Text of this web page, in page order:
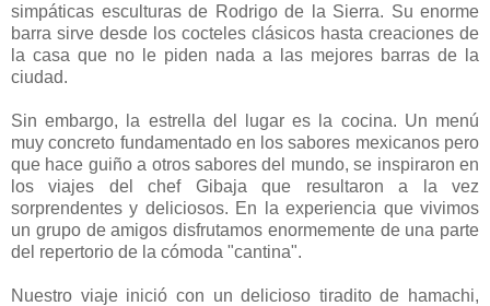
simpáticas esculturas de Rodrigo de la Sierra. Su enorme
barra sirve desde los cocteles clásicos hasta creaciones de
la casa que no le piden nada a las mejores barras de la
ciudad.
Sin embargo, la estrella del lugar es la cocina. Un menú
muy concreto fundamentado en los sabores mexicanos pero
que hace guiño a otros sabores del mundo, se inspiraron en
los viajes del chef Gibaja que resultaron a la vez
sorprendentes y deliciosos. En la experiencia que vivimos
un grupo de amigos disfrutamos enormemente de una parte
del repertorio de la cómoda "cantina".
Nuestro viaje inició con un delicioso tiradito de hamachi,